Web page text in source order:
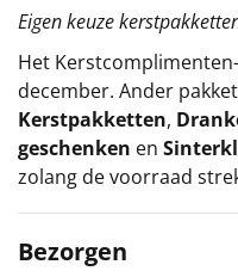
Eigen keuze
Het Kerstcomplimenten
december. Ander
Kerstpakketten,
geschenken en
zolang de voorraad
Bezorgen